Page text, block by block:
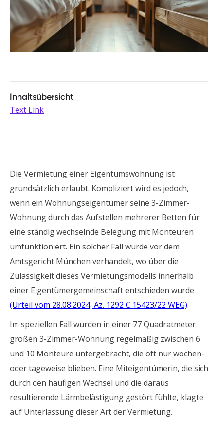
Inhaltsübersicht
Text Link
Die Vermietung einer Eigentumswohnung ist
grundsätzlich erlaubt. Kompliziert wird es jedoch,
wenn ein Wohnungseigentümer seine 3-Zimmer-
Wohnung durch das Aufstellen mehrerer Betten für
eine ständig wechselnde Belegung mit Monteuren
umfunktioniert. Ein solcher Fall wurde vor dem
Amtsgericht München verhandelt, wo über die
Zulässigkeit dieses Vermietungsmodells innerhalb
einer Eigentümergemeinschaft entschieden wurde
(Urteil vom 28.08.2024, Az. 1292 C 15423/22 WEG).
Im speziellen Fall wurden in einer 77 Quadratmeter
großen 3-Zimmer-Wohnung regelmäßig zwischen 6
und 10 Monteure untergebracht, die oft nur wochen-
oder tageweise blieben. Eine Miteigentümerin, die sich
durch den häufigen Wechsel und die daraus
resultierende Lärmbelästigung gestört fühlte, klagte
auf Unterlassung dieser Art der Vermietung.